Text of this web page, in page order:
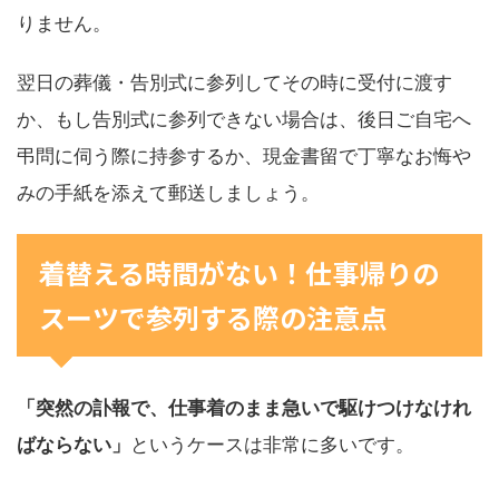
りません。
翌日の葬儀・告別式に参列してその時に受付に渡す
か、もし告別式に参列できない場合は、後日ご自宅へ
弔問に伺う際に持参するか、現金書留で丁寧なお悔や
みの手紙を添えて郵送しましょう。
着替える時間がない！仕事帰りの
スーツで参列する際の注意点
「突然の訃報で、仕事着のまま急いで駆けつけなけれ
ばならない」 というケースは非常に多いです。